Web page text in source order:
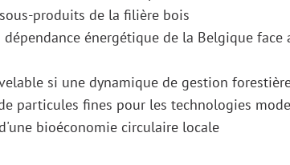
produits de la filière bois
énergétique de la Belgique face
si une dynamique de gestion
particules fines pour les technologies
bioéconomie circulaire locale